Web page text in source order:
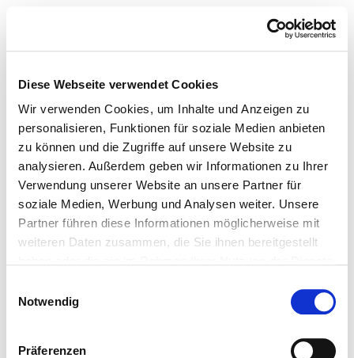
Diese Webseite verwendet Cookies
Wir verwenden Cookies, um Inhalte und Anzeigen zu
personalisieren, Funktionen für soziale Medien anbieten
zu können und die Zugriffe auf unsere Website zu
analysieren. Außerdem geben wir Informationen zu Ihrer
Verwendung unserer Website an unsere Partner für
soziale Medien, Werbung und Analysen weiter. Unsere
Partner führen diese Informationen möglicherweise mit
weiteren Daten zusammen, die Sie ihnen bereitgestellt
Notwendig
Präferenzen